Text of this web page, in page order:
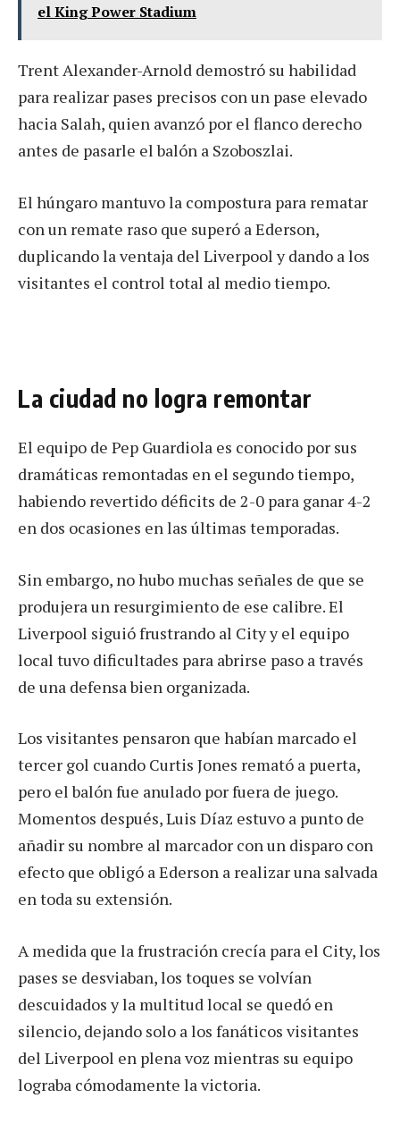
el King Power Stadium
Trent Alexander-Arnold demostró su habilidad
para realizar pases precisos con un pase elevado
hacia Salah, quien avanzó por el flanco derecho
antes de pasarle el balón a Szoboszlai.
El húngaro mantuvo la compostura para rematar
con un remate raso que superó a Ederson,
duplicando la ventaja del Liverpool y dando a los
visitantes el control total al medio tiempo.
La ciudad no logra remontar
El equipo de Pep Guardiola es conocido por sus
dramáticas remontadas en el segundo tiempo,
habiendo revertido déficits de 2-0 para ganar 4-2
en dos ocasiones en las últimas temporadas.
Sin embargo, no hubo muchas señales de que se
produjera un resurgimiento de ese calibre. El
Liverpool siguió frustrando al City y el equipo
local tuvo dificultades para abrirse paso a través
de una defensa bien organizada.
Los visitantes pensaron que habían marcado el
tercer gol cuando Curtis Jones remató a puerta,
pero el balón fue anulado por fuera de juego.
Momentos después, Luis Díaz estuvo a punto de
añadir su nombre al marcador con un disparo con
efecto que obligó a Ederson a realizar una salvada
en toda su extensión.
A medida que la frustración crecía para el City, los
pases se desviaban, los toques se volvían
descuidados y la multitud local se quedó en
silencio, dejando solo a los fanáticos visitantes
del Liverpool en plena voz mientras su equipo
lograba cómodamente la victoria.